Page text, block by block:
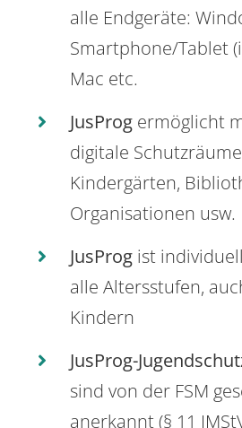
alle Endgeräte:
Smartphone/Tablet
Mac etc.
JusProg ermöglicht
digitale
Kindergärten,
Organisationen usw.
JusProg ist
alle Altersstufen,
Kindern
JusProg-
sind von der FSM
anerkannt (§ 11